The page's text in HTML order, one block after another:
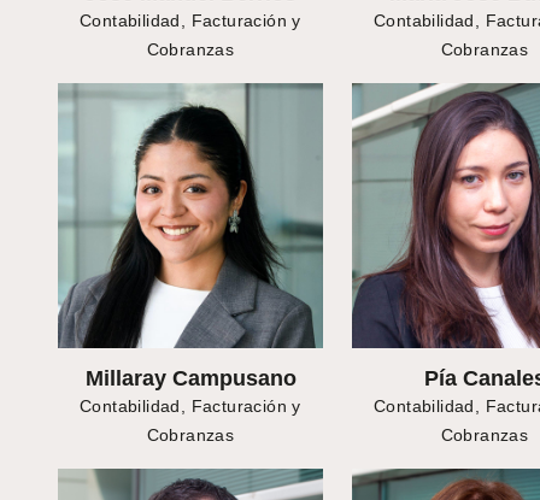
Contabilidad, Facturación y
Cobranzas
Contabilidad,
Cobranzas
Millaray Campusano
Contabilidad, Facturación y
Cobranzas
Pía
Contabilidad,
Cobranzas